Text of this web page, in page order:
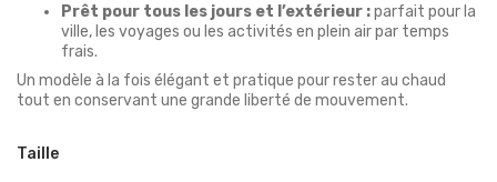
Prêt pour tous les jours et l’extérieur :parfait pour la
ville, les voyages ou les activités en plein air par temps
frais.
Un modèle à la fois élégant et pratique pour rester au chaud
tout en conservant une grande liberté de mouvement.
Taille